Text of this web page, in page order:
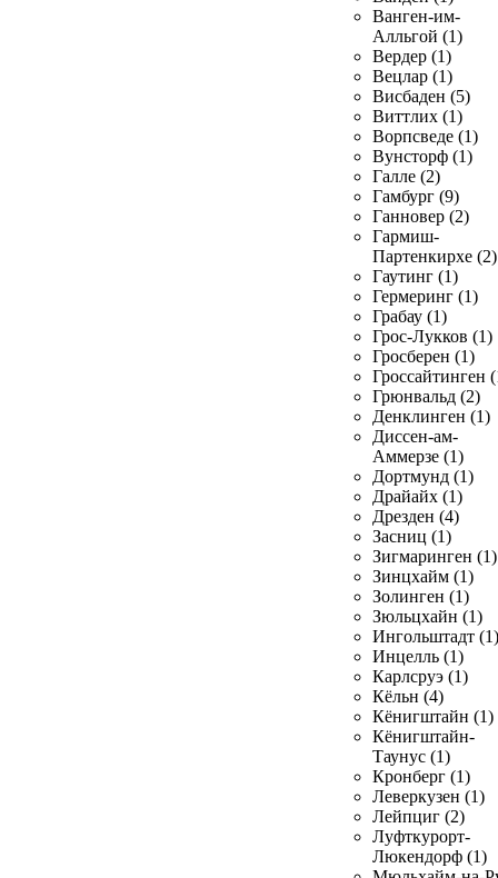
Ванген-им-
Алльгой (1)
Вердер (1)
Вецлар (1)
Висбаден (5)
Виттлих (1)
Ворпсведе (1)
Вунсторф (1)
Галле (2)
Гамбург (9)
Ганновер (2)
Гармиш-
Партенкирхе (2)
Гаутинг (1)
Гермеринг (1)
Грабау (1)
Грос-Лукков (1)
Гросберен (1)
Гроссайтинген
Грюнвальд (2)
Денклинген (1)
Диссен-ам-
Аммерзе (1)
Дортмунд (1)
Драйайх (1)
Дрезден (4)
Засниц (1)
Зигмаринген (1)
Зинцхайм (1)
Золинген (1)
Зюльцхайн (1)
Ингольштадт (1)
Инцелль (1)
Карлсруэ (1)
Кёльн (4)
Кёнигштайн (1)
Кёнигштайн-
Таунус (1)
Кронберг (1)
Леверкузен (1)
Лейпциг (2)
Луфткурорт-
Люкендорф (1)